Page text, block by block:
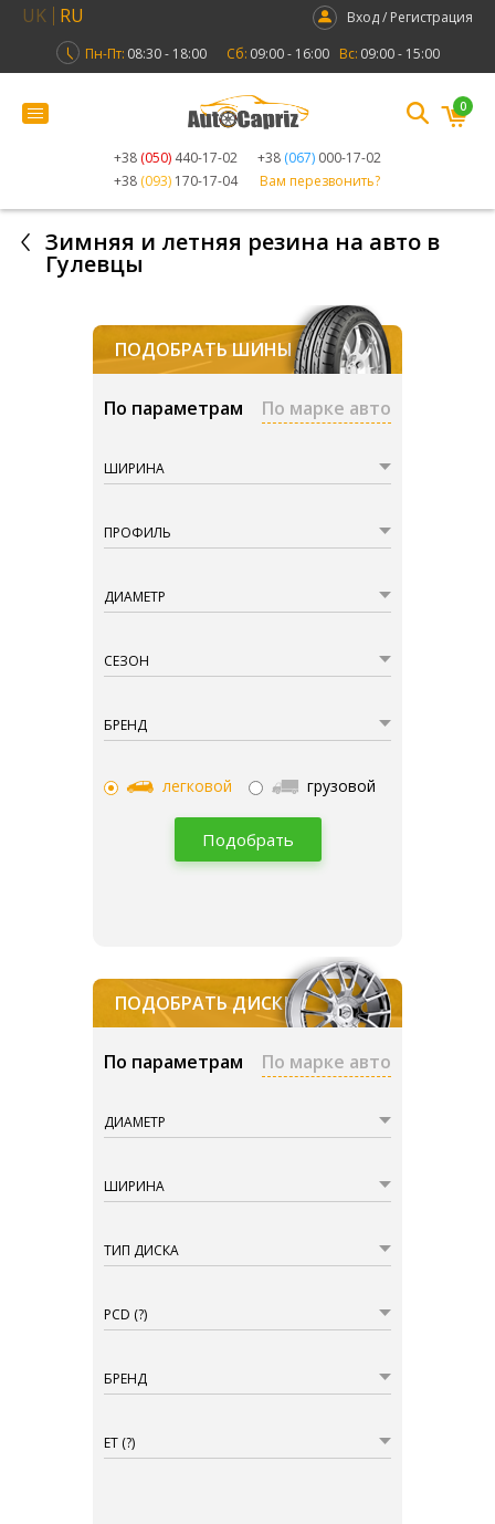
UK RU
Вход / Регистрация
Пн-Пт: 08:30 - 18:00 Сб: 09:00 - 16:00 Вс: 09:00 - 15:00
+38 (050) 440-17-02 +38 (067) 000-17-02
+38 (093) 170-17-04 Вам перезвонить?
0
Зимняя и летняя резина на авто в
Гулевцы
ПОДОБРАТЬ ШИНЫ
По параметрам По марке авто
ШИРИНА
ПРОФИЛЬ
ДИАМЕТР
СЕЗОН
БРЕНД
легковой грузовой
Подобрать
ПОДОБРАТЬ ДИСКИ
По параметрам По марке авто
ДИАМЕТР
ШИРИНА
ТИП ДИСКА
PCD (?)
БРЕНД
ET (?)